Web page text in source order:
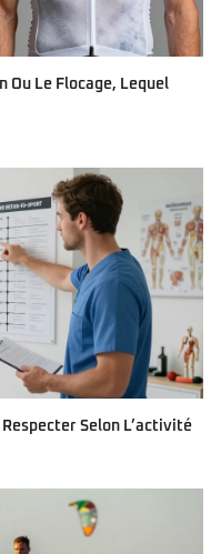
Ou Le Flocage, Lequel
Selon L’activité